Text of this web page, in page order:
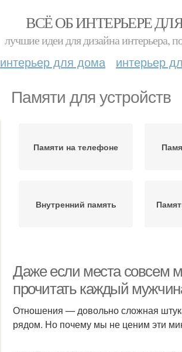
ВСЁ ОБ ИНТЕРЬЕРЕ
лучшие идеи для дизайна интерьера,
интерьер для дома интерьер
Памяти для устройств
Памяти на телефоне
Внутренний память
Даже если места совсем
прочитать каждый
Отношения — довольно сложная
рядом. Но почему мы не ценим эти